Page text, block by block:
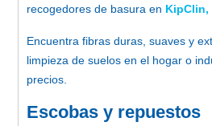
recogedores de basura en KipClin,
Encuentra fibras duras, suaves y
limpieza de suelos en el hogar o
precios.
Escobas y repuestos